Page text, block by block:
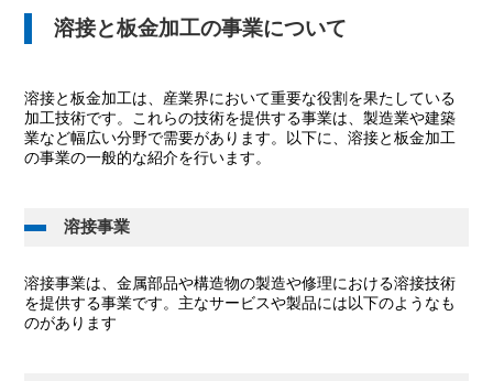
溶接と板金加工の事業について
溶接と板金加工は、産業界において重要な役割を果たしている
加工技術です。これらの技術を提供する事業は、製造業や建築
業など幅広い分野で需要があります。以下に、溶接と板金加工
の事業の一般的な紹介を行います。
溶接事業
溶接事業は、金属部品や構造物の製造や修理における溶接技術
を提供する事業です。主なサービスや製品には以下のようなも
のがあります